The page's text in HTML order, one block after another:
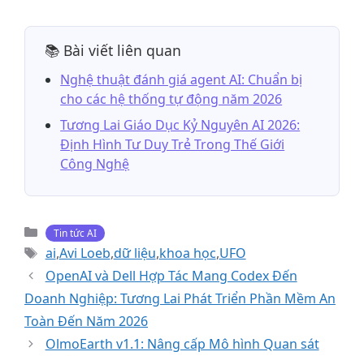
📚 Bài viết liên quan
Nghệ thuật đánh giá agent AI: Chuẩn bị
cho các hệ thống tự động năm 2026
Tương Lai Giáo Dục Kỷ Nguyên AI 2026:
Định Hình Tư Duy Trẻ Trong Thế Giới
Công Nghệ
Danh
mục
Tin tức AI
Thẻ
ai,Avi Loeb,dữ liệu,khoa học,UFO
OpenAI và Dell Hợp Tác Mang Codex Đến
Doanh Nghiệp: Tương Lai Phát Triển Phần Mềm An
Toàn Đến Năm 2026
OlmoEarth v1.1: Nâng cấp Mô hình Quan sát